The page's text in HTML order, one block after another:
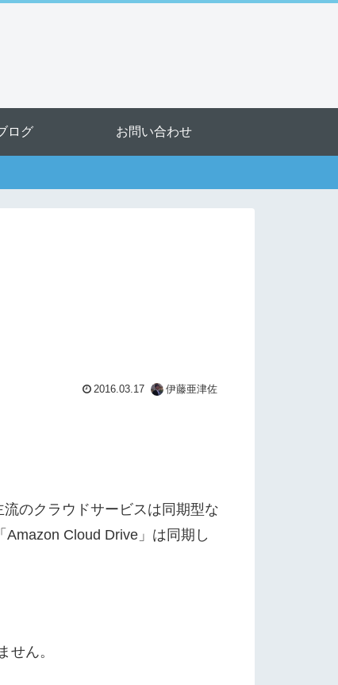
ログ お問い合わせ
2016.03.17 伊藤亜津佐
のクラウドサービスは同期型な
Cloud Drive」は同期し
せん。